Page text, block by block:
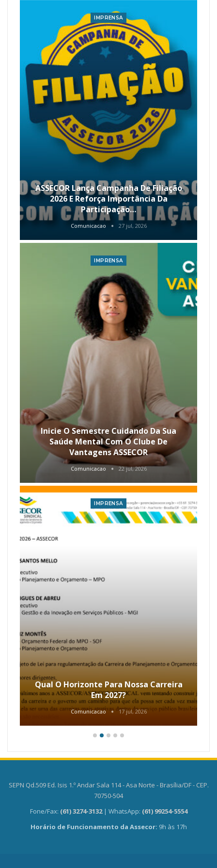
IMPRENSA
ASSECOR Lança Campanha De Filiação
2026 E Reforça Importância Da
Participação…
Comunicacao 27 jul, 2026
IMPRENSA
Inicie O Semestre Cuidando Da Sua
Saúde Mental Com O Clube De
Vantagens ASSECOR
Comunicacao 22 jul, 2026
IMPRENSA
Qual O Horizonte Para Nossa Carreira
Em 2027?
Comunicacao 17 jul, 2026
SEPN Qd.509 Ed. Isis 1.º Andar Sala 114 - Asa Norte - Brasília/DF - CEP.
70750-504
Fone/Fax: (61) 3274-3132 | WhatsApp: (61) 99254-5554
Horário de Funcionamento da Assecor: 9h às 17h